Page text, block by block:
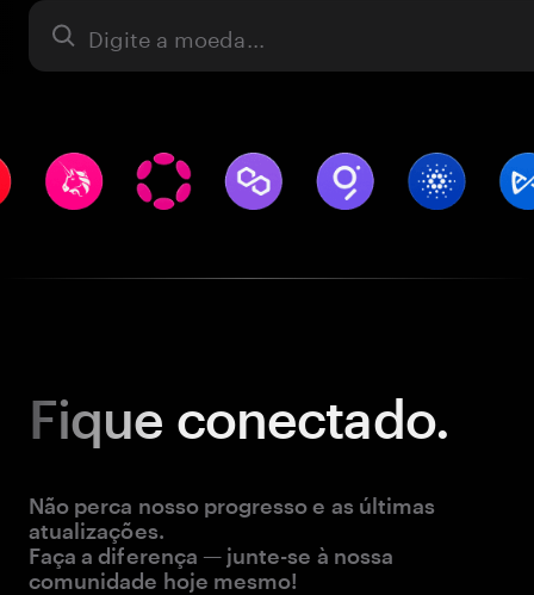
Ativo
Fique conectado.
Não perca nosso progresso e as últimas
atualizações.
Faça a diferença — junte-se à nossa
comunidade hoje mesmo!